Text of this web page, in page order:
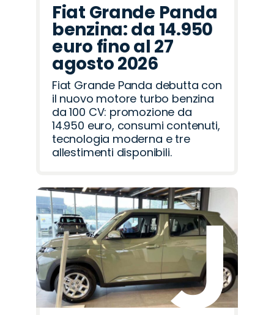
Fiat Grande Panda
benzina: da 14.950
euro fino al 27
agosto 2026
Fiat Grande Panda debutta con
il nuovo motore turbo benzina
da 100 CV: promozione da
14.950 euro, consumi contenuti,
tecnologia moderna e tre
allestimenti disponibili.